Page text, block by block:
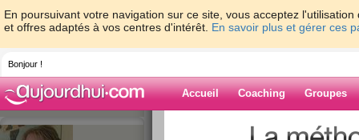
En poursuivant votre navigation sur ce site, vous acceptez
et offres adaptés à vos centres d'intérêt. En savoir plus et gérer ces
Bonjour !
Accueil Coaching Groupes
> morwen_belle >